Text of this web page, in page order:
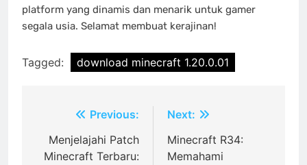
platform yang dinamis dan menarik untuk gamer
segala usia. Selamat membuat kerajinan!
Tagged: download minecraft 1.20.0.01
navigation
Previous:
Menjelajahi Patch
Minecraft Terbaru:
Next:
Minecraft R34:
Memahami